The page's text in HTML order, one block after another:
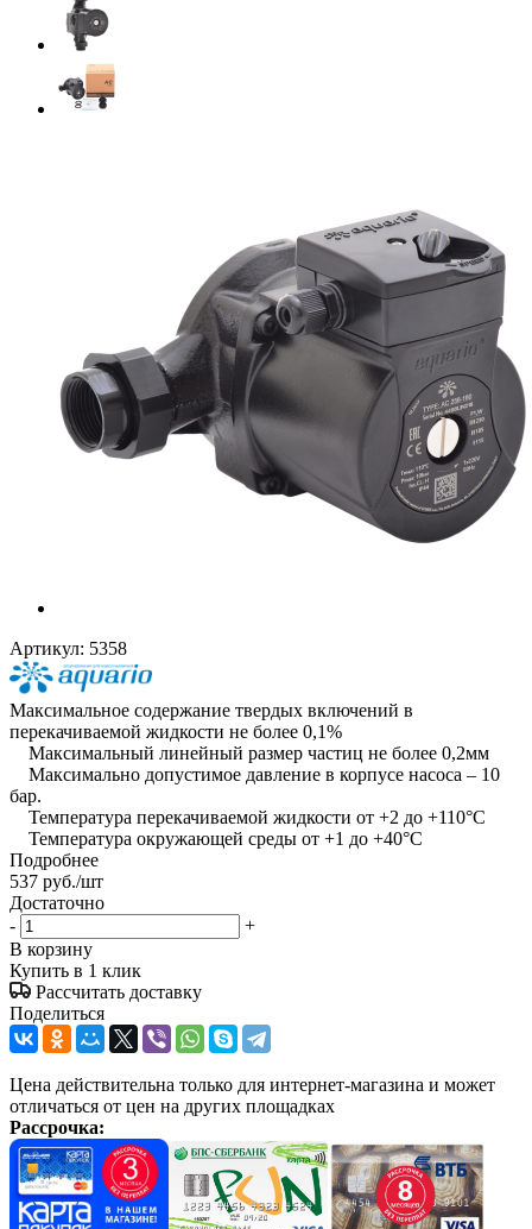
Артикул: 5358
Максимальное содержание твердых включений в
перекачиваемой жидкости не более 0,1%
Максимальный линейный размер частиц не более 0,2мм
Максимально допустимое давление в корпусе насоса – 10
бар.
Температура перекачиваемой жидкости от +2 до +110°С
Температура окружающей среды от +1 до +40°С
Подробнее
537 руб./шт
Достаточно
-
+
В корзину
Купить в 1 клик
Рассчитать доставку
Поделиться
Цена действительна только для интернет-магазина и может
отличаться от цен на других площадках
Рассрочка: